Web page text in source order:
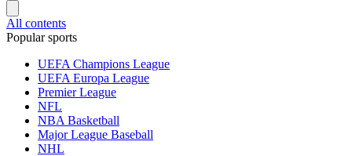
All contents
Popular sports
UEFA Champions League
UEFA Europa League
Premier League
NFL
NBA Basketball
Major League Baseball
NHL